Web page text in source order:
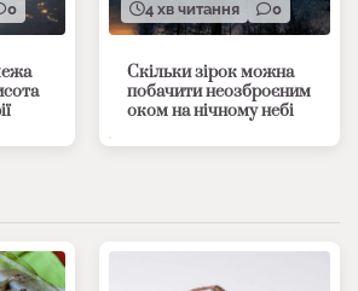
0 4 хв читання 0
Скільки зірок можна
побачити неозброєним
оком на нічному небі